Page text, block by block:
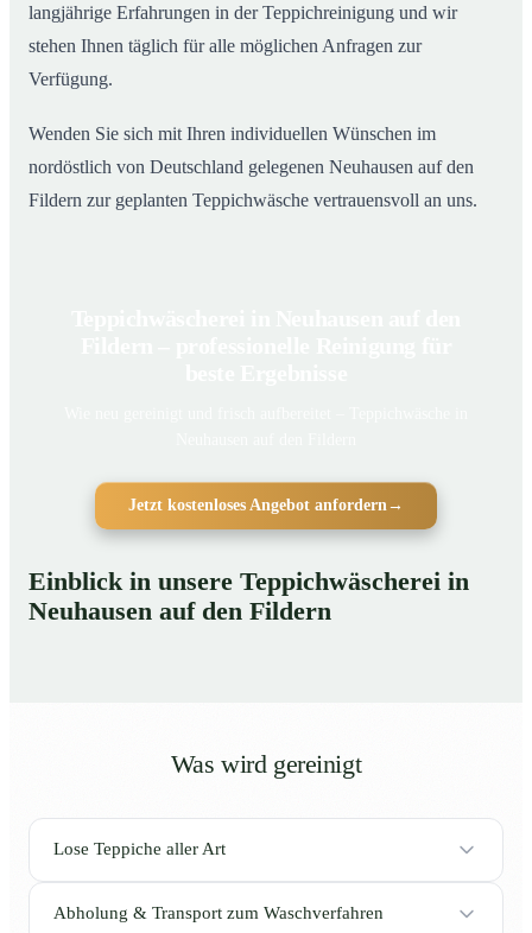
langjährige Erfahrungen in der Teppichreinigung und wir
stehen Ihnen täglich für alle möglichen Anfragen zur
Verfügung.
Wenden Sie sich mit Ihren individuellen Wünschen im
nordöstlich von Deutschland gelegenen Neuhausen auf den
Fildern zur geplanten Teppichwäsche vertrauensvoll an uns.
Jetzt kostenloses Angebot anfordern →
Einblick in unsere Teppichwäscherei in
Neuhausen auf den Fildern
Was wird gereinigt
Lose Teppiche aller Art
Abholung & Transport zum Waschverfahren